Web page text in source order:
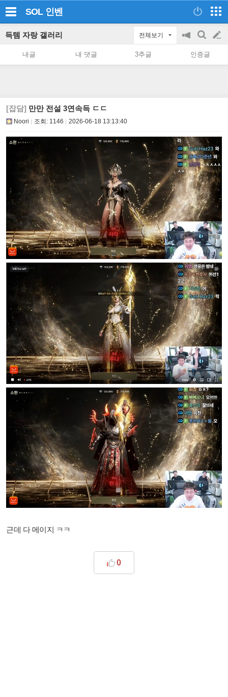
SOL 인벤
득템 자랑 갤러리 전체보기
공
on/off
검
색
글
쓰
내글 내 댓글 3추글 인증글
[잡담] 만만 전설 3연속득 ㄷㄷ
Noori 조회: 1146 2026-06-18 13:13:40
근데 다 메이지 ㅋㅋ
0